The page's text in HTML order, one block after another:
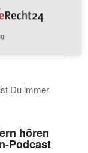
Du immer
hören
Podcast